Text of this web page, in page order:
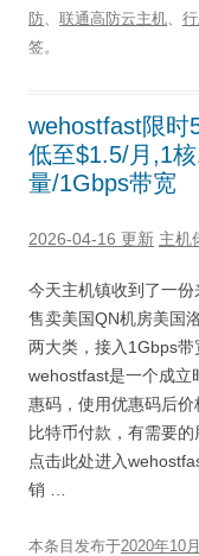
防、 联通高防云主机、
签。
wehostfast限时
低至$1.5/月,1
量/1Gbps带宽
2026-04-16 更新 主机
今天主机镇收到了一
售卖美国QN机房美国
两大类，接入1Gbps
wehostfast是一个成立
惠码，使用优惠码后价
比特币付款，有需要
点击此处进入
销 …
本条目发布于2020年10